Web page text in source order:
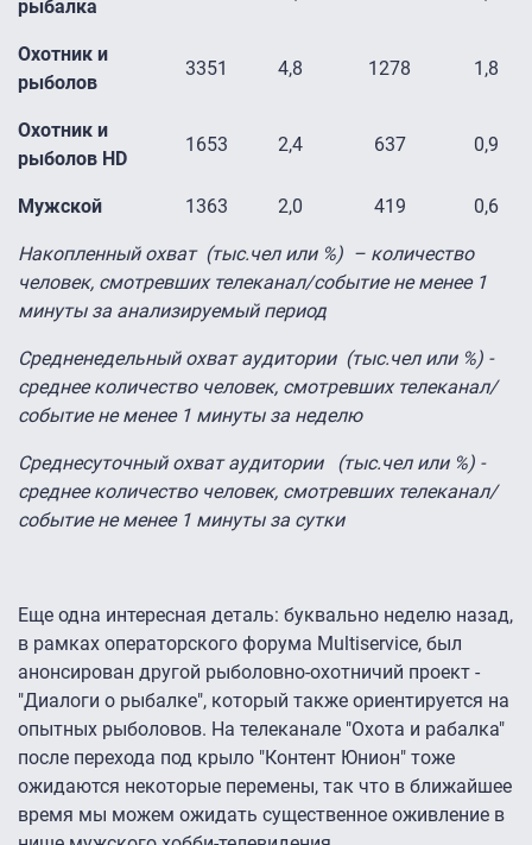
рыбалка
Охотник и
рыболов
3351 4,8 1278 1,8
Охотник и
рыболов HD
1653 2,4 637 0,9
Мужской 1363 2,0 419 0,6
Накопленный охват (тыс.чел или %) – количество
человек, смотревших телеканал/событие не менее 1
минуты за анализируемый период
Средненедельный охват аудитории (тыс.чел или %) -
среднее количество человек, смотревших телеканал/
событие не менее 1 минуты за неделю
Среднесуточный охват аудитории (тыс.чел или %) -
среднее количество человек, смотревших телеканал/
событие не менее 1 минуты за сутки
Еще одна интересная деталь: буквально неделю назад,
в рамках операторского форума Multiservice, был
анонсирован другой рыболовно-охотничий проект -
"Диалоги о рыбалке", который также ориентируется на
опытных рыболовов. На телеканале "Охота и рабалка"
после перехода под крыло "Контент Юнион" тоже
ожидаются некоторые перемены, так что в ближайшее
время мы можем ожидать существенное оживление в